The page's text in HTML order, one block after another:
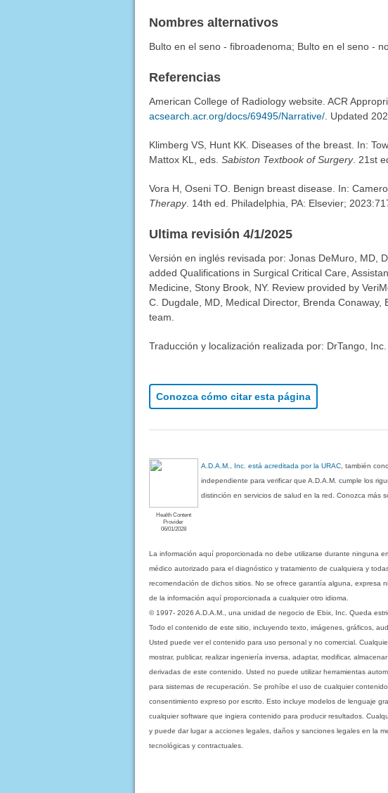
Nombres alternativos
Bulto en el seno - fibroadenoma; Bulto en el seno -
Referencias
American College of Radiology website. ACR
acsearch.acr.org/docs/69495/Narrative/. Updated
Klimberg VS, Hunt KK. Diseases of the breast. In:
Mattox KL, eds. Sabiston Textbook of Surgery. 21st
Vora H, Oseni TO. Benign breast disease. In:
Therapy. 14th ed. Philadelphia, PA: Elsevier;
Ultima revisión 4/1/2025
Versión en inglés revisada por: Jonas DeMuro, MD,
added Qualifications in Surgical Critical Care,
Medicine, Stony Brook, NY. Review provided by
C. Dugdale, MD, Medical Director, Brenda Conaway,
team.
Traducción y localización realizada por: DrTango, Inc.
Conozca cómo citar esta página
Health Content
Provider
06/01/2028
A.D.A.M., Inc. está acreditada por la URAC , también
independiente para verificar que A.D.A.M. cumple los
distinción en servicios de salud en la red. Conozca más
La información aquí proporcionada no debe utilizarse durante ninguna
médico autorizado para el diagnóstico y tratamiento de cualquiera y
recomendación de dichos sitios. No se ofrece garantía alguna, expresa
de la información aquí proporcionada a cualquier otro idioma.
© 1997- 2026 A.D.A.M., una unidad de negocio de Ebix, Inc. Queda
Todo el contenido de este sitio, incluyendo texto, imágenes, gráficos,
Usted puede ver el contenido para uso personal y no comercial.
mostrar, publicar, realizar ingeniería inversa, adaptar, modificar,
derivadas de este contenido. Usted no puede utilizar herramientas
para sistemas de recuperación. Se prohíbe el uso de cualquier
consentimiento expreso por escrito. Esto incluye modelos de lenguaje
cualquier software que ingiera contenido para producir resultados.
y puede dar lugar a acciones legales, daños y sanciones legales en la
tecnológicas y contractuales.